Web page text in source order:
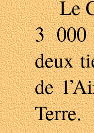
Le
3 000
deux
de
Terre.